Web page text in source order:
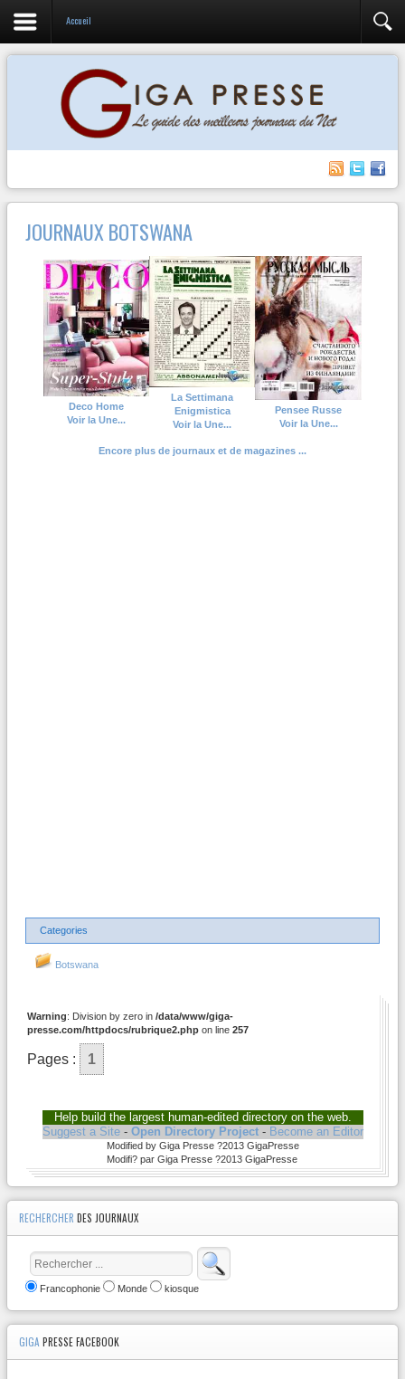
Accueil
JOURNAUX BOTSWANA
Deco Home
Voir la Une...
La Settimana
Enigmistica
Voir la Une...
Pensee Russe
Voir la Une...
Encore plus de journaux et de magazines ...
Categories
Botswana
Warning: Division by zero in /data/www/giga-
presse.com/httpdocs/rubrique2.php on line 257
Pages : 1
Help build the largest human-edited directory on the web.
Suggest a Site- Open Directory Project- Become an Editor
Modified by Giga Presse ?2013 GigaPresse
Modifi? par Giga Presse ?2013 GigaPresse
RECHERCHER DES JOURNAUX
Francophonie Monde kiosque
GIGAPRESSE FACEBOOK